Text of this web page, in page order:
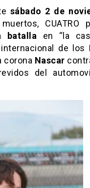
sábado 2 de
CUATRO
batalla en “la
de los
corona Nascar
del